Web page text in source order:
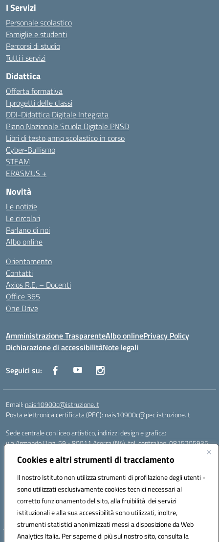
Cookies e altri strumenti di tracciamento
Il nostro Istituto non utilizza strumenti di profilazione degli utenti -
sono utilizzati esclusivamente cookies tecnici necessari al
corretto funzionamento del sito, alla fruibilità dei servizi
istituzionali e alla sua accessibilità sono utilizzati, inoltre,
strumenti statistici anonimizzati messi a disposizione da Web
Analytics Italia. Per saperne di più sul nostro sito, consulta la
I Servizi
Personale scolastico
Famiglie e studenti
Percorsi di studio
Tutti i servizi
Didattica
Offerta formativa
I progetti delle classi
DDI-Didattica Digitale Integrata
Piano Nazionale Scuola Digitale PNSD
Libri di testo anno scolastico in corso
Cyber-Bullismo
STEAM
ERASMUS +
Novità
Le notizie
Le circolari
Parlano di noi
Albo online
Orientamento
Contatti
Axios R.E. – Docenti
Office 365
One Drive
Amministrazione TrasparenteAlbo onlinePrivacy Policy
Dichiarazione di accessibilitàNote legali
Seguici su:
Email: nais10900c@istruzione.it
Posta elettronica certificata (PEC): nais10900c@pec.istruzione.it
Sede centrale con liceo artistico, indirizzi design e grafica:
via Armando Diaz, 59 - 80011 Acerra (NA), tel. centralino: 0815205935
via T. Campanella, 80011 Acerra (NA), tel/fax: 0818850905
Sede succursale con liceo musicale:
via S. Pellico, 80011 Acerra (NA), tel: 08119660921
Email: nais10900c@istruzione.it | PEC: nais10900c@pec.istruzione.it |
Nome Ufficio PA: Uff_eFatturaPA | Codice Univoco ufficio: UFOYYV |
C.Fisc: 93056740637